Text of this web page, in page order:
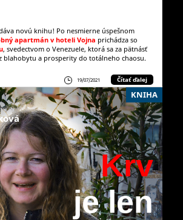
novú knihu! Po nesmierne úspešnom
apartmán v hoteli Vojna prichádza so
, svedectvom o Venezuele, ktorá sa za pätnásť
blahobytu a prosperity do totálneho chaosu.
19/07/2021 Čítať ďalej
KNIHA
Krv
jelen